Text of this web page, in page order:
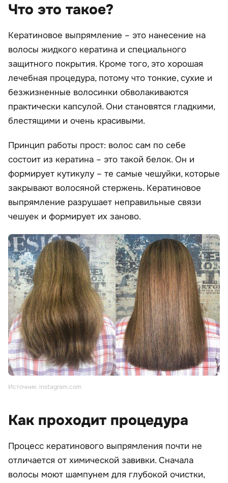
Что это такое?
Кератиновое выпрямление – это нанесение на
волосы жидкого кератина и специального
защитного покрытия. Кроме того, это хорошая
лечебная процедура, потому что тонкие, сухие и
безжизненные волосинки обволакиваются
практически капсулой. Они становятся гладкими,
блестящими и очень красивыми.
Принцип работы прост: волос сам по себе
состоит из кератина – это такой белок. Он и
формирует кутикулу – те самые чешуйки, которые
закрывают волосяной стержень. Кератиновое
выпрямление разрушает неправильные связи
чешуек и формирует их заново.
Источник: instagram.com
Как проходит процедура
Процесс кератинового выпрямления почти не
отличается от химической завивки. Сначала
волосы моют шампунем для глубокой очистки,